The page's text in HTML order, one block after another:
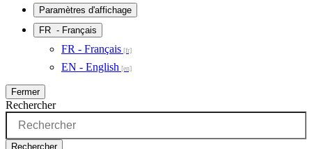
Paramètres d'affichage
FR - Français
FR - Français
EN - English
Fermer
Rechercher
Rechercher